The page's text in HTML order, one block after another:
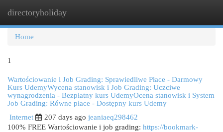
directoryholiday
Home
1
Wartościowanie i Job Grading: Sprawiedliwe Płace - Darmowy
Kurs UdemyWycena stanowisk i Job Grading: Uczciwe
wynagrodzenia - Bezpłatny kurs UdemyOcena stanowisk i System
Job Grading: Równe płace - Dostępny kurs Udemy
Internet
207 days ago jeaniaeq298462
100% FREE Wartościowanie i job grading: https://bookmark-